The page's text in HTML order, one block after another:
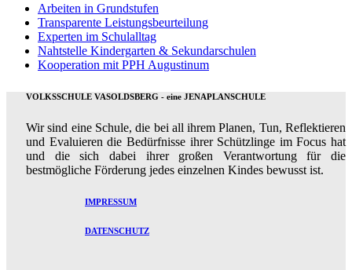
Arbeiten in Grundstufen
Transparente Leistungsbeurteilung
Experten im Schulalltag
Nahtstelle Kindergarten & Sekundarschulen
Kooperation mit PPH Augustinum
VOLKSSCHULE VASOLDSBERG - eine JENAPLANSCHULE
Wir sind eine Schule, die bei all ihrem Planen, Tun, Reflektieren
und Evaluieren die Bedürfnisse ihrer Schützlinge im Focus hat
und die sich dabei ihrer großen Verantwortung für die
bestmögliche Förderung jedes einzelnen Kindes bewusst ist.
IMPRESSUM
DATENSCHUTZ